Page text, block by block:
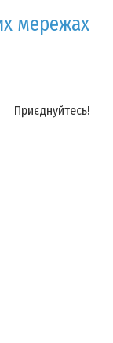
мережах
Приєднуйтесь!